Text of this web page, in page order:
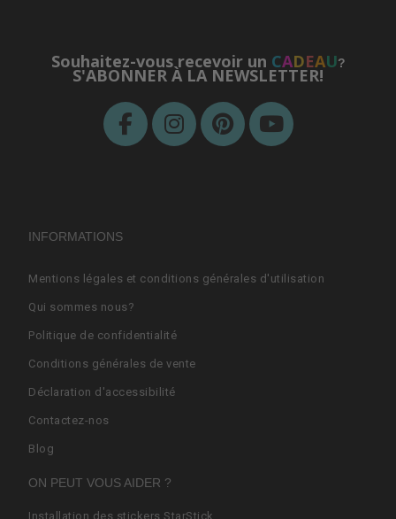
Souhaitez-vous recevoir un CADEAU?
S'ABONNER À LA NEWSLETTER!
INFORMATIONS
Mentions légales et conditions générales d'utilisation
Qui sommes nous?
Politique de confidentialité
Conditions générales de vente
Déclaration d'accessibilité
Contactez-nos
Blog
ON PEUT VOUS AIDER ?
Installation des stickers StarStick